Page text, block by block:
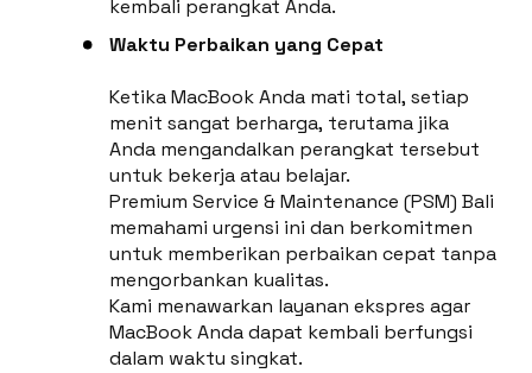
kembali perangkat Anda.
Waktu Perbaikan yang Cepat
Ketika MacBook Anda mati total, setiap
menit sangat berharga, terutama jika
Anda mengandalkan perangkat tersebut
untuk bekerja atau belajar.
Premium Service & Maintenance (PSM) Bali
memahami urgensi ini dan berkomitmen
untuk memberikan perbaikan cepat tanpa
mengorbankan kualitas.
Kami menawarkan layanan ekspres agar
MacBook Anda dapat kembali berfungsi
dalam waktu singkat.